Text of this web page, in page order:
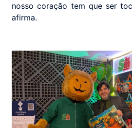
nosso coração tem que ser
afirma.